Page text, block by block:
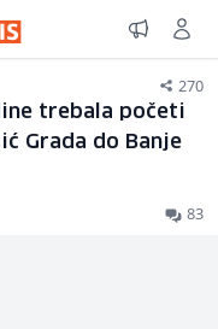
270
trebala početi
Grada do Banje
83